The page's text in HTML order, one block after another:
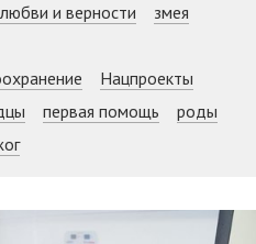
и верности
змея
Нацпроекты
первая помощь
роды